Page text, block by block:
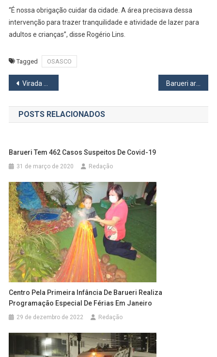
“É nossa obrigação cuidar da cidade. A área precisava dessa
intervenção para trazer tranquilidade e atividade de lazer para
adultos e crianças”, disse Rogério Lins.
Tagged OSASCO
Navegação
de
Post
Virada SP em Itapevi reuniu 50 mil pessoas
POSTS RELACIONADOS
Barueri Tem 462 Casos Suspeitos De Covid-19
31 de março de 2020 Redação
Centro Pela Primeira Infância De Barueri Realiza
Programação Especial De Férias Em Janeiro
29 de dezembro de 2022 Redação